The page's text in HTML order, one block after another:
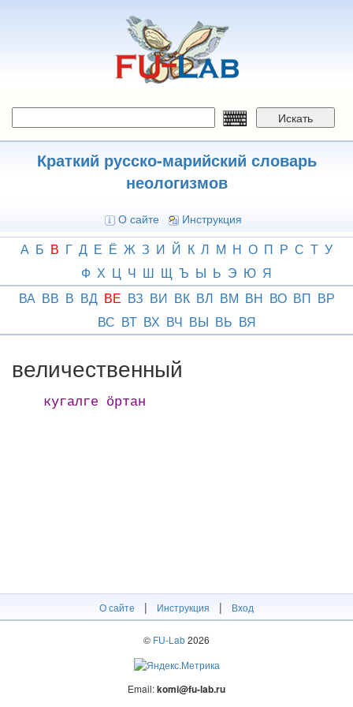
Искать
Краткий русско-марийский словарь
неологизмов
О сайте Инструкция
А Б В Г Д Е Ё Ж З И Й К Л М Н О П Р С Т У
Ф Х Ц Ч Ш Щ Ъ Ы Ь Э Ю Я
ВА ВВ В ВД ВЕ ВЗ ВИ ВК ВЛ ВМ ВН ВО ВП ВР
ВС ВТ ВХ ВЧ ВЫ ВЬ ВЯ
величественный
кугалге ӧртан
О сайте | Инструкция | Вход
© FU-Lab2026
Email:komi@fu-lab.ru